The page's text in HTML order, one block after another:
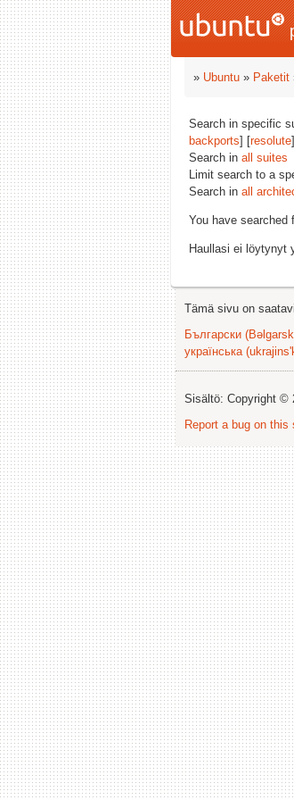
» Ubuntu » Paketit
Search in specific
backports] [resolute
Search in all suites
Limit search to a
Search in all
You have searched
Haullasi ei löytynyt
Tämä sivu on
Български
українська
Sisältö: Copyright ©
Report a bug on this